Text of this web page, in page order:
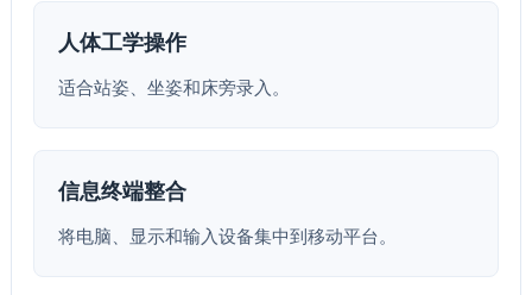
人体工学操作
适合站姿、坐姿和床旁录入。
信息终端整合
将电脑、显示和输入设备集中到移动平台。